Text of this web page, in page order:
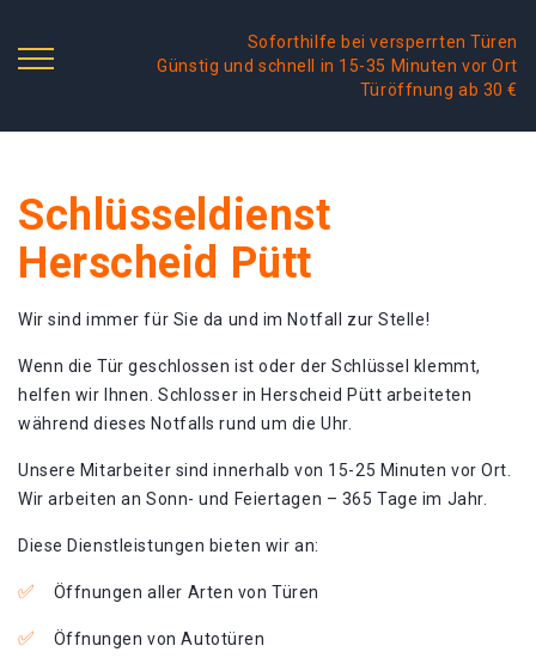
Soforthilfe bei versperrten Türen
Günstig und schnell in 15-35 Minuten vor Ort
Türöffnung ab 30 €
Schlüsseldienst
Herscheid Pütt
Wir sind immer für Sie da und im Notfall zur Stelle!
Wenn die Tür geschlossen ist oder der Schlüssel klemmt,
helfen wir Ihnen. Schlosser in Herscheid Pütt arbeiteten
während dieses Notfalls rund um die Uhr.
Unsere Mitarbeiter sind innerhalb von 15-25 Minuten vor Ort.
Wir arbeiten an Sonn- und Feiertagen – 365 Tage im Jahr.
Diese Dienstleistungen bieten wir an:
Öffnungen aller Arten von Türen
Öffnungen von Autotüren